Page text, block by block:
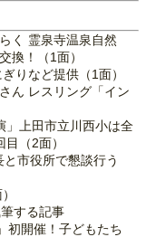
く 霊泉寺温泉自然
換！（1面）
りなど提供（1面）
ん レスリング「イン
」上田市立川西小は全
（2面）
市役所で懇談行う
する記事
初開催！子どもたち